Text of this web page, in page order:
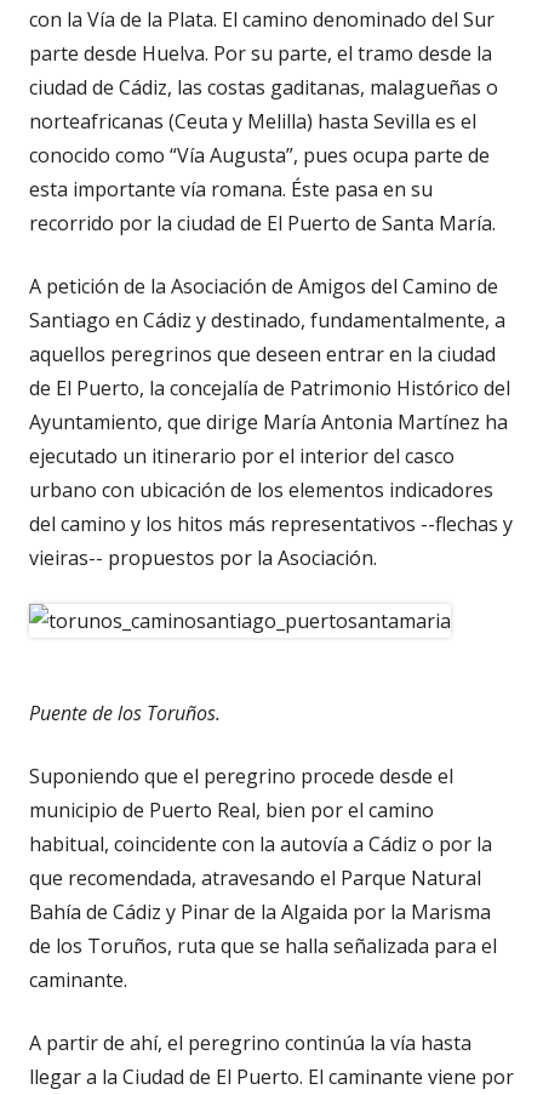
con la Vía de la Plata. El camino denominado del Sur
parte desde Huelva. Por su parte, el tramo desde la
ciudad de Cádiz, las costas gaditanas, malagueñas o
norteafricanas (Ceuta y Melilla) hasta Sevilla es el
conocido como “Vía Augusta”, pues ocupa parte de
esta importante vía romana. Éste pasa en su
recorrido por la ciudad de El Puerto de Santa María.
A petición de la Asociación de Amigos del Camino de
Santiago en Cádiz y destinado, fundamentalmente, a
aquellos peregrinos que deseen entrar en la ciudad
de El Puerto, la concejalía de Patrimonio Histórico del
Ayuntamiento, que dirige María Antonia Martínez ha
ejecutado un itinerario por el interior del casco
urbano con ubicación de los elementos indicadores
del camino y los hitos más representativos --flechas y
vieiras-- propuestos por la Asociación.
Puente de los Toruños.
Suponiendo que el peregrino procede desde el
municipio de Puerto Real, bien por el camino
habitual, coincidente con la autovía a Cádiz o por la
que recomendada, atravesando el Parque Natural
Bahía de Cádiz y Pinar de la Algaida por la Marisma
de los Toruños, ruta que se halla señalizada para el
caminante.
A partir de ahí, el peregrino continúa la vía hasta
llegar a la Ciudad de El Puerto. El caminante viene por